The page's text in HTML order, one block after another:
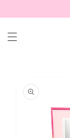
al contenido
información
del producto